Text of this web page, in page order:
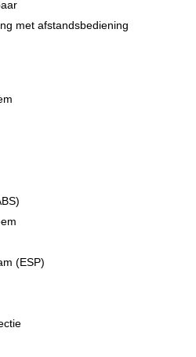
met afstandsbediening
(ESP)